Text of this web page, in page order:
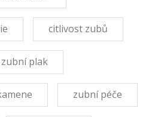
citlivost zubů
zubní plak
zubní péče